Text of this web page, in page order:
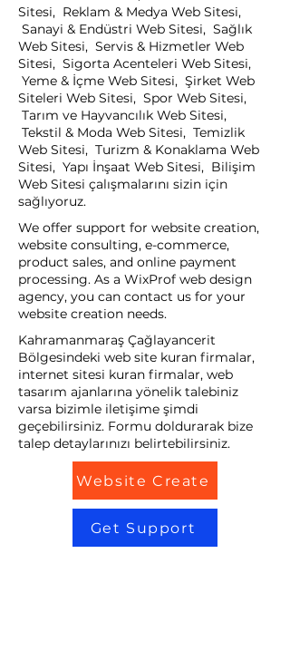
Sitesi, Reklam & Medya Web Sitesi,
Sanayi & Endüstri Web Sitesi, Sağlık
Web Sitesi, Servis & Hizmetler Web
Sitesi, Sigorta Acenteleri Web Sitesi,
Yeme & İçme Web Sitesi, Şirket Web
Siteleri Web Sitesi, Spor Web Sitesi,
Tarım ve Hayvancılık Web Sitesi,
Tekstil & Moda Web Sitesi, Temizlik
Web Sitesi, Turizm & Konaklama Web
Sitesi, Yapı İnşaat Web Sitesi, Bilişim
Web Sitesi çalışmalarını sizin için
sağlıyoruz.
We offer support for website creation,
website consulting, e-commerce,
product sales, and online payment
processing. As a WixProf web design
agency, you can contact us for your
website creation needs.
Kahramanmaraş Çağlayancerit
Bölgesindeki web site kuran firmalar,
internet sitesi kuran firmalar, web
tasarım ajanlarına yönelik talebiniz
varsa bizimle iletişime şimdi
geçebilirsiniz. Formu doldurarak bize
talep detaylarınızı belirtebilirsiniz.
Website Create
Get Support